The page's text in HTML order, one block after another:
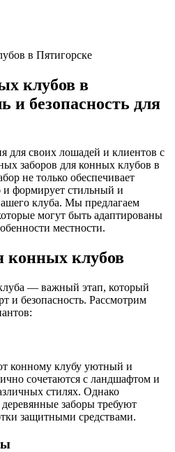
в Пятигорске
клубов в
и безопасность для
для своих лошадей и клиентов с
заборов для конных клубов в
не только обеспечивает
и формирует стильный и
клуба. Мы предлагаем
могут быть адаптированы
местности.
конных клубов
— важный этап, который
и безопасность. Рассмотрим
конному клубу уютный и
сочетаются с ландшафтом и
стилях. Однако
заборы требуют
защитными средствами.